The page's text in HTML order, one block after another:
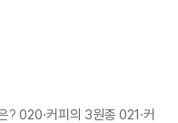
? 020·커피의 3원종 021·커